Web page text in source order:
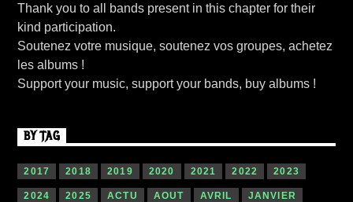
Thank you to all bands present in this chapter for their
kind participation.
Soutenez votre musique, soutenez vos groupes, achetez
les albums !
Support your music, support your bands, buy albums !
BY TAG
2017 2018 2019 2020 2021 2022 2023
2024 2025 ACTU AOUT AVRIL JANVIER